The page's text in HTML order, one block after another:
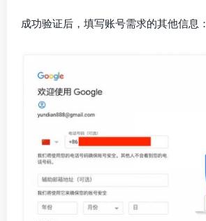
成功验证后，填写账号需求的其他信息：